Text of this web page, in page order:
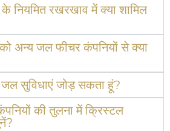
के नियमित रखरखाव में क्या शामिल
अन्य जल फीचर कंपनियों से क्या
सुविधाएं जोड़ सकता हूं?
की तुलना में क्रिस्टल